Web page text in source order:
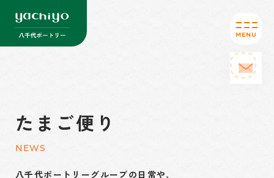
たまご便り
NEWS
八千代ポートリーグループの日常や、